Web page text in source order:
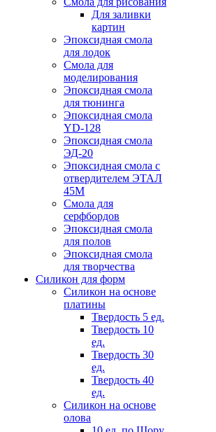
Для заливки
картин
Эпоксидная смола
для лодок
Смола для
моделирования
Эпоксидная смола
для тюнинга
Эпоксидная смола
YD-128
Эпоксидная смола
ЭД-20
Эпоксидная смола с
отвердителем ЭТАЛ
45М
Смола для
серфбордов
Эпоксидная смола
для полов
Эпоксидная смола
для творчества
Силикон для форм
Силикон на основе
платины
Твердость 5 ед.
Твердость 10
ед.
Твердость 30
ед.
Твердость 40
ед.
Силикон на основе
олова